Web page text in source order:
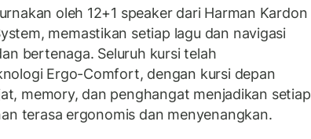
oleh 12+1 speaker dari Harman Kardon
memastikan setiap lagu dan navigasi
bertenaga. Seluruh kursi telah
Ergo-Comfort, dengan kursi depan
memory, dan penghangat menjadikan setiap
terasa ergonomis dan menyenangkan.